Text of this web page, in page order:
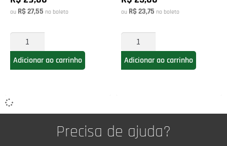
ou R$ 27,55 no boleto
Adicionar ao carrinho
ou R$ 23,75 no boleto
Adicionar ao carrinho
Precisa de ajuda?